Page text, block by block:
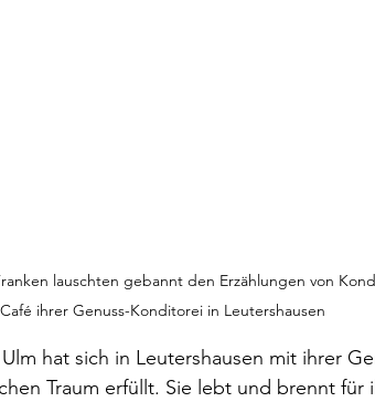
lauschten gebannt den Erzählungen von
ihrer Genuss-Konditorei in Leutershausen
hat sich in Leutershausen mit ihrer
Traum erfüllt. Sie lebt und brennt für